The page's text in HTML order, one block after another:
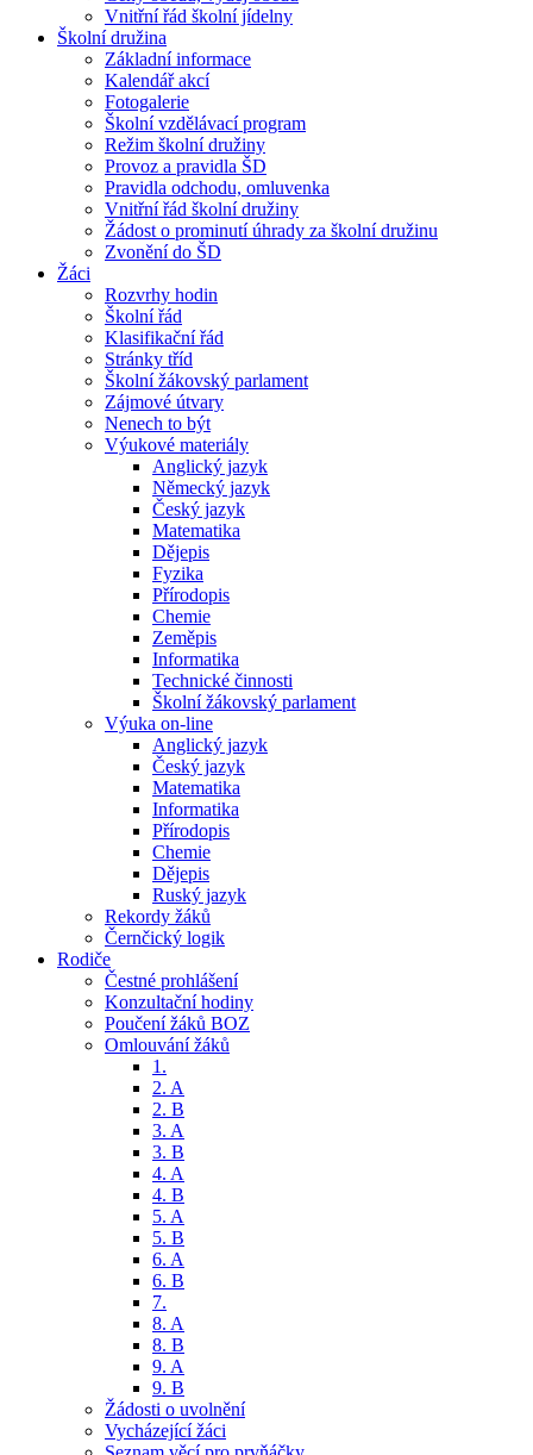
Vnitřní řád školní jídelny
Školní družina
Základní informace
Kalendář akcí
Fotogalerie
Školní vzdělávací program
Režim školní družiny
Provoz a pravidla ŠD
Pravidla odchodu, omluvenka
Vnitřní řád školní družiny
Žádost o prominutí úhrady za školní družinu
Zvonění do ŠD
Žáci
Rozvrhy hodin
Školní řád
Klasifikační řád
Stránky tříd
Školní žákovský parlament
Zájmové útvary
Nenech to být
Výukové materiály
Anglický jazyk
Německý jazyk
Český jazyk
Matematika
Dějepis
Fyzika
Přírodopis
Chemie
Zeměpis
Informatika
Technické činnosti
Školní žákovský parlament
Výuka on-line
Anglický jazyk
Český jazyk
Matematika
Informatika
Přírodopis
Chemie
Dějepis
Ruský jazyk
Rekordy žáků
Černčický logik
Rodiče
Čestné prohlášení
Konzultační hodiny
Poučení žáků BOZ
Omlouvání žáků
1.
2. A
2. B
3. A
3. B
4. A
4. B
5. A
5. B
6. A
6. B
7.
8. A
8. B
9. A
9. B
Žádosti o uvolnění
Vycházející žáci